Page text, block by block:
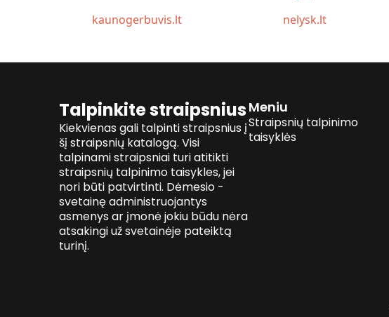
kaunogerbuvis.lt
nelysk.lt
Talpinkite straipsnius
Kiekvienas gali talpinti straipsnius į
šį straipsnių katalogą. Visi
talpinami straipsniai turi atitikti
straipsnių talpinimo taisykles, jei
nori būti patvirtinti. Dėmesio -
svetainę administruojantys
asmenys ar įmonė jokiu būdu nėra
atsakingi už svetainėje pateiktą
turinį.
Meniu
Straipsnių talpinimo
taisyklės